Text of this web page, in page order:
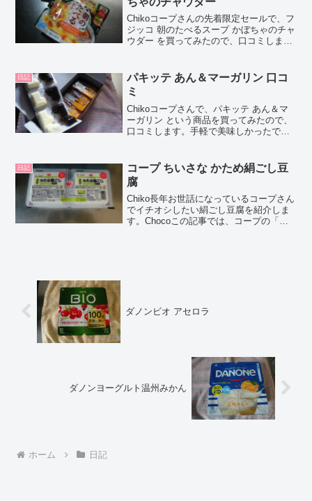
Chikoコープさんの先着限定セールで、フ
ジッコ 朝のたべるスープ かぼちゃのチャ
ウダー を買ってみたので、口コミしま
直な口コミやカロリーなどの栄養成分に
つい...
日記
パキッテ あん＆マーガリン 口コ
ミ
Chikoコープさんで、パキッテ あん＆マ
ーガリン という商品を買ってみたので、
口コミします。手軽で美味しかったです
どの栄養成分について紹介するよ！お買
い得アイ...
日記
コープ ちいさな かため絹ごし豆
腐
Chiko長年お世話になっているコープさん
でイチオシしたい絹ごし豆腐を紹介しま
す。Chocoこの記事では、コープの「ち
ダノンビオ アセロラ
ダノンヨーグルト温州みかん
ホーム 日記